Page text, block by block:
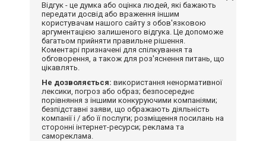
Відгук - це думка або оцінка людей, які бажають
передати досвід або враження іншим
користувачам нашого сайту з обов'язковою
аргументацією залишеного відгука. Це допоможе
багатьом прийняти правильне рішення.
Коментарі призначені для спілкування та
обговорення, а також для роз'яснення питань, що
цікавлять.
Не дозволяється: використання ненормативної
лексики, погроз або образ; безпосереднє
порівняння з іншими конкуруючими компаніями;
безпідставні заяви, що ображають діяльність
компанії і / або її послуги; розміщення посилань на
сторонні інтернет-ресурси; реклама та
самореклама.